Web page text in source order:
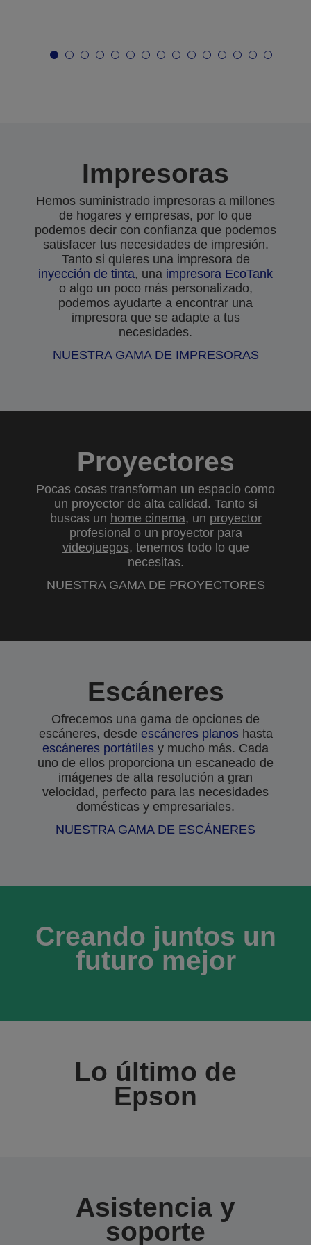
Impresoras
Hemos suministrado impresoras a millones
de hogares y empresas, por lo que
podemos decir con confianza que podemos
satisfacer tus necesidades de impresión.
Tanto si quieres una impresora de
inyección de tinta, una impresora EcoTank
o algo un poco más personalizado,
podemos ayudarte a encontrar una
impresora que se adapte a tus
necesidades.
NUESTRA GAMA DE IMPRESORAS
Proyectores
Pocas cosas transforman un espacio como
un proyector de alta calidad. Tanto si
buscas un home cinema, un proyector
profesional o un proyector para
videojuegos, tenemos todo lo que
necesitas.
NUESTRA GAMA DE PROYECTORES
Escáneres
Ofrecemos una gama de opciones de
escáneres, desde escáneres planoshasta
escáneres portátiles y mucho más. Cada
uno de ellos proporciona un escaneado de
imágenes de alta resolución a gran
velocidad, perfecto para las necesidades
domésticas y empresariales.
NUESTRA GAMA DE ESCÁNERES
Creando juntos un
futuro mejor
Lo último de
Epson
Asistencia y
soporte